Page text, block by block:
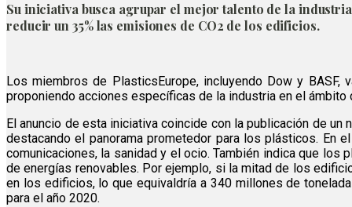
Su iniciativa busca agrupar el mejor talento de la
reducir un 35% las emisiones de CO2 de los edificios.
Los miembros de PlasticsEurope, incluyendo Dow y
proponiendo acciones específicas de la industria en el
El anuncio de esta iniciativa coincide con la publicación de
destacando el panorama prometedor para los plásticos. En
comunicaciones, la sanidad y el ocio. También indica que
de energías renovables. Por ejemplo, si la mitad de los
en los edificios, lo que equivaldría a 340 millones de
para el año 2020.